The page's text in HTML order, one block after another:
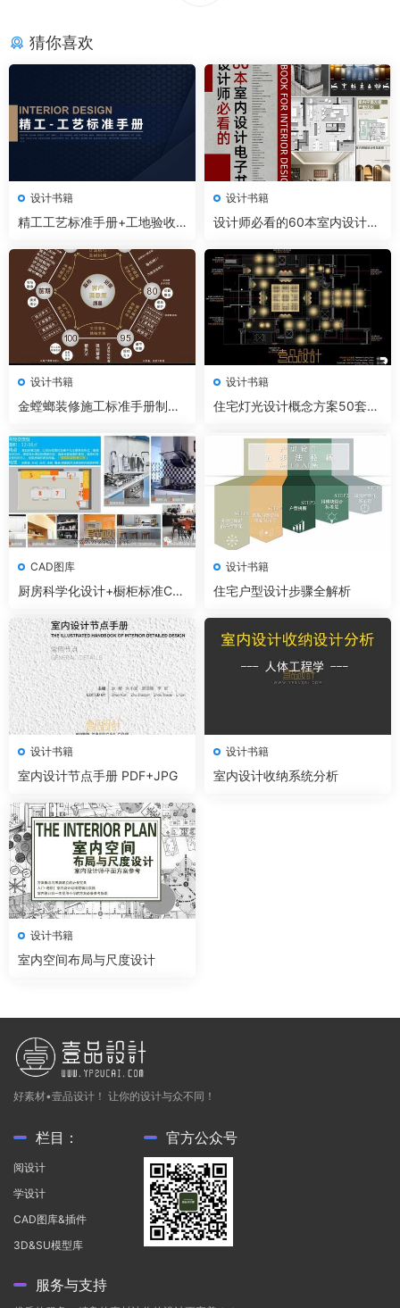
猜你喜欢
设计书籍
精工工艺标准手册+工地验收
设计书籍
设计师必看的60本室内设计电
设计书籍
金螳螂装修施工标准手册制度
设计书籍
住宅灯光设计概念方案50套丨
CAD图库
厨房科学化设计+橱柜标准CA
设计书籍
住宅户型设计步骤全解析
设计书籍
室内设计节点手册 PDF+JPG
设计书籍
室内设计收纳系统分析
设计书籍
室内空间布局与尺度设计
好素材•壹品设计！ 让你的设计与众不同！
栏目：
阅设计
学设计
CAD图库&插件
3D&SU模型库
官方公众号
服务与支持